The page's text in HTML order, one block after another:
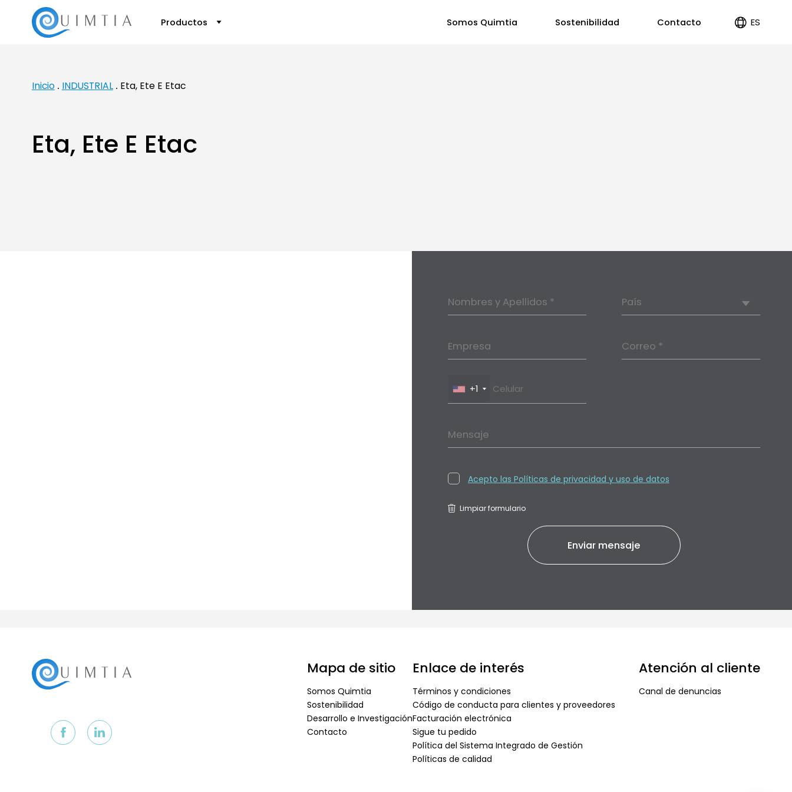
Productos Somos Quimtia Sostenibilidad Contacto ES
Inicio
INDUSTRIAL Eta, Ete E Etac
Eta, Ete E Etac
Nombres y Apellidos * País
Empresa Correo *
+1
Mensaje
Acepto las Políticas de privacidad y uso de datos
Limpiar formulario
Mapa de sitio
Somos Quimtia
Sostenibilidad
Desarrollo e Investigación
Contacto
Enlace de interés
Términos y condiciones
Código de conducta para clientes y proveedores
Facturación electrónica
Sigue tu pedido
Política del Sistema Integrado de Gestión
Políticas de calidad
Atención al cliente
Canal de denuncias